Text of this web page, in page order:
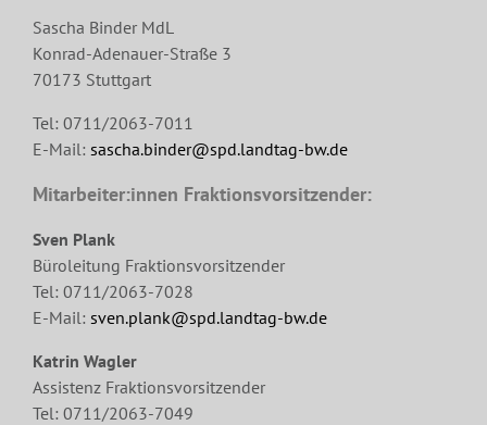
Sascha Binder MdL
Konrad-Adenauer-Straße 3
70173 Stuttgart
Tel: 0711/2063-7011
E-Mail: sascha.binder@spd.landtag-bw.de
Mitarbeiter:innen Fraktionsvorsitzender:
Sven Plank
Büroleitung Fraktionsvorsitzender
Tel: 0711/2063-7028
E-Mail: sven.plank@spd.landtag-bw.de
Katrin Wagler
Assistenz Fraktionsvorsitzender
Tel: 0711/2063-7049